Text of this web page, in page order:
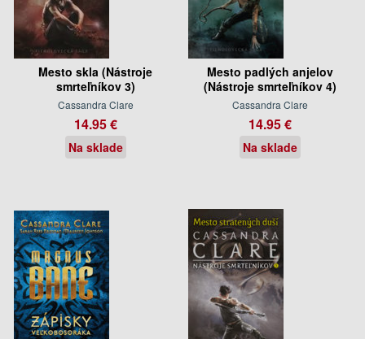
Mesto skla (Nástroje
smrteľníkov 3)
Cassandra Clare
14.95 €
Na sklade
Mesto padlých anjelov
(Nástroje smrteľníkov 4)
Cassandra Clare
14.95 €
Na sklade